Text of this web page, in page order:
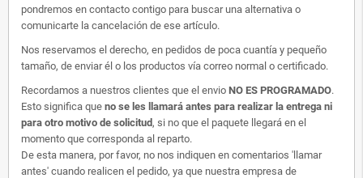
pondremos en contacto contigo para buscar una alternativa o
comunicarte la cancelación de ese artículo.
Nos reservamos el derecho, en pedidos de poca cuantía y pequeño
tamaño, de enviar él o los productos vía correo normal o certificado.
Recordamos a nuestros clientes que el envio NO ES PROGRAMADO.
Esto significa que no se les llamará antes para realizar la entrega ni
para otro motivo de solicitud, si no que el paquete llegará en el
momento que corresponda al reparto.
De esta manera, por favor, no nos indiquen en comentarios 'llamar
antes' cuando realicen el pedido, ya que nuestra empresa de